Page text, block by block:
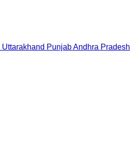
Uttarakhand PunjabAndhra Pradesh